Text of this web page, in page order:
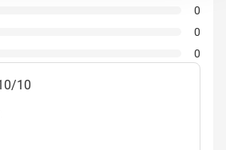
0
0
0
/10